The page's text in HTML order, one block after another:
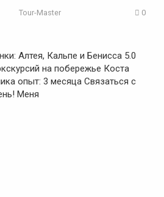
Tour-Master 0
Алтея, Кальпе и Бенисса 5.0
на побережье Коста
опыт: 3 месяца Связаться с
Меня